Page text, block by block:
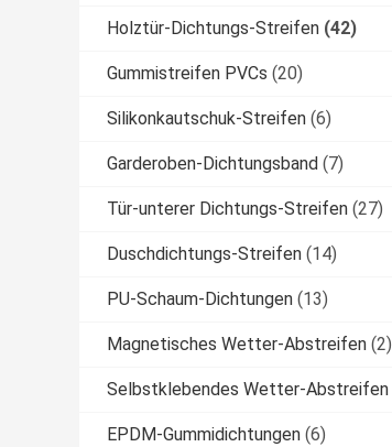
Holztür-Dichtungs-Streifen (42)
Gummistreifen PVCs (20)
Silikonkautschuk-Streifen (6)
Garderoben-Dichtungsband (7)
Tür-unterer Dichtungs-Streifen (27)
Duschdichtungs-Streifen (14)
PU-Schaum-Dichtungen (13)
Magnetisches Wetter-Abstreifen (2)
Selbstklebendes Wetter-Abstreifen
EPDM-Gummidichtungen (6)